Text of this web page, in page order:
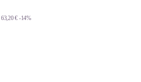
63,20 € -14%